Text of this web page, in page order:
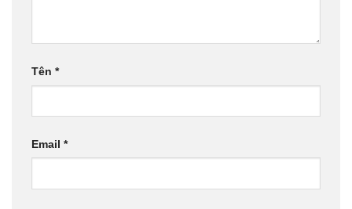
Tên *
Email *